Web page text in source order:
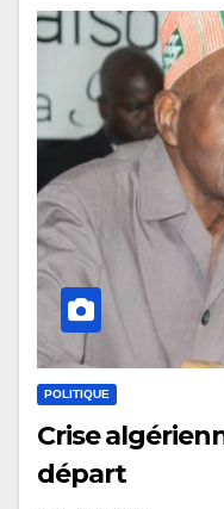
POLITIQUE
Crise
départ